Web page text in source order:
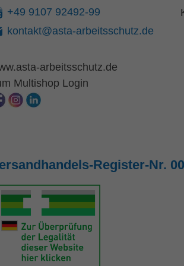
+49 9107 92492-99
kontakt@asta-arbeitsschutz.de
arbeitsschutz.de
Multishop Login
Register-Nr.